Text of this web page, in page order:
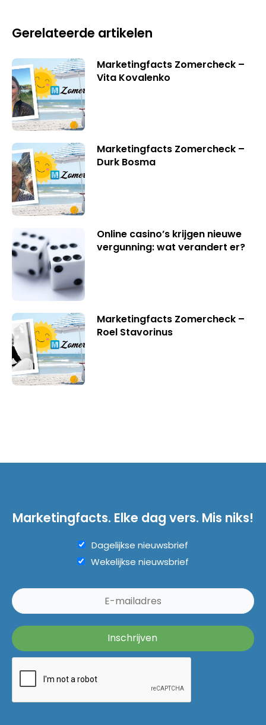
Gerelateerde artikelen
Marketingfacts Zomercheck –
Vita Kovalenko
Marketingfacts Zomercheck –
Durk Bosma
Online casino’s krijgen nieuwe
vergunning: wat verandert er?
Marketingfacts Zomercheck –
Roel Stavorinus
Marketingfacts. Elke dag vers. Mis niks!
Dagelijkse nieuwsbrief
Wekelijkse nieuwsbrief